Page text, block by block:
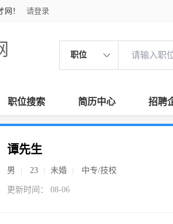
！ 请登录
职位
职位搜索 简历中心 招聘
谭先生
男 23 未婚 中专/技校
更新时间： 08-06